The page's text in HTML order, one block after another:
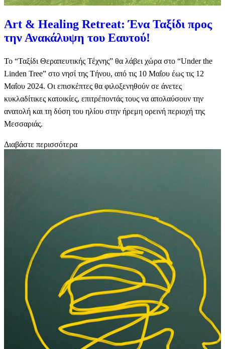
Art & Healing Retreat: Ένα Ταξίδι προς
την Ανακάλυψη του Εαυτού!
Το “Ταξίδι Θεραπευτικής Τέχνης” θα λάβει χώρα στο “Under the
Linden Tree” στο νησί της Τήνου, από τις 10 Μαΐου έως τις 12
Μαΐου 2024. Οι επισκέπτες θα φιλοξενηθούν σε άνετες
κυκλαδίτικες κατοικίες, επιτρέποντάς τους να απολαύσουν την
ανατολή και τη δύση του ηλίου στην ήρεμη ορεινή περιοχή της
Μεσσαριάς.
Διαβάστε περισσότερα